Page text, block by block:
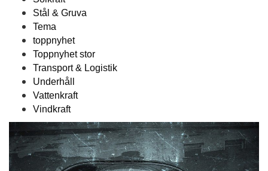
Stål & Gruva
Tema
toppnyhet
Toppnyhet stor
Transport & Logistik
Underhåll
Vattenkraft
Vindkraft